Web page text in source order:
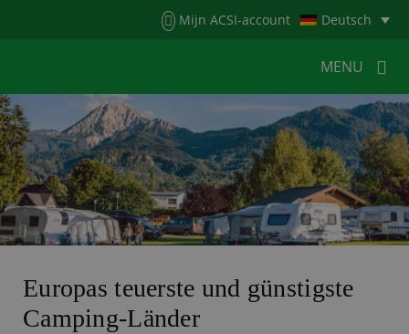
Mijn ACSI-account Deutsch
MENU
MENU MENU
HOME FÜR CAMPER
FÜR CAMPINGPLÄTZENEUIGKEITEN
ACSI WEBSHOPKONTAKT
Europas teuerste und günstigste
Camping-Länder